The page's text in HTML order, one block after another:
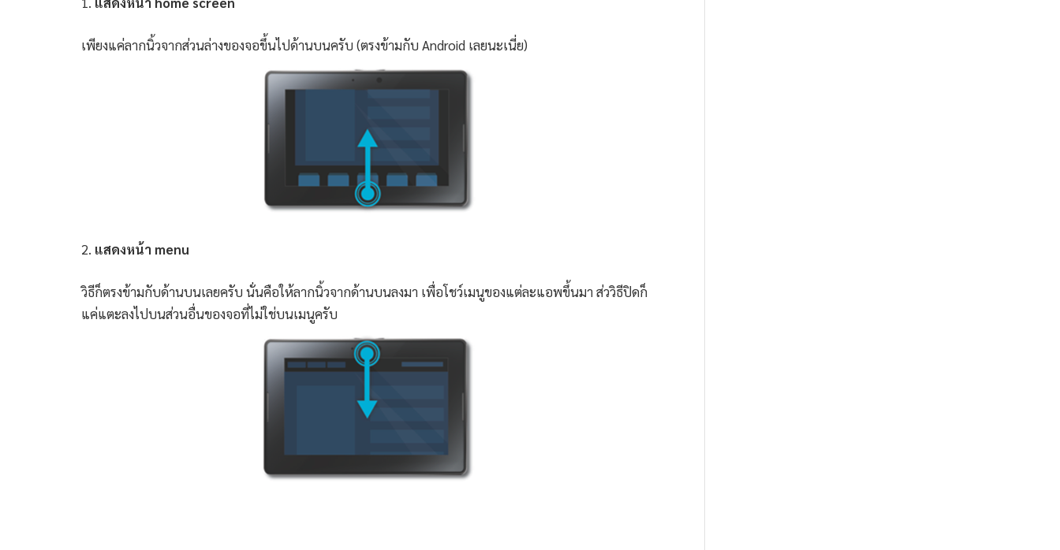
เพียงแค่ลากนิ้วจากส่วนล่างของจอขึ้นไปด้านบนครับ (ตรงข้ามกับ Android เลยนะเนี่ย)
2. แสดงหน้า menu
วิธีก็ตรงข้ามกับด้านบนเลยครับ นั่นคือให้ลากนิ้วจากด้านบนลงมา เพื่อโชว์เมนูของแต่ละแอพขึ้นมา ส่ววิธีปิดก็
แค่แตะลงไปบนส่วนอื่นของจอที่ไม่ใช่บนเมนูครับ